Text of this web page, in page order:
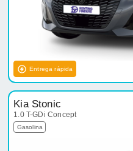
Entrega rápida
Kia Stonic
1.0 T-GDi Concept
Gasolina